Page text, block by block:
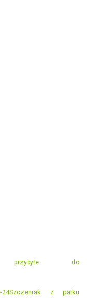
przybyłe do
24Szczeniak z parku